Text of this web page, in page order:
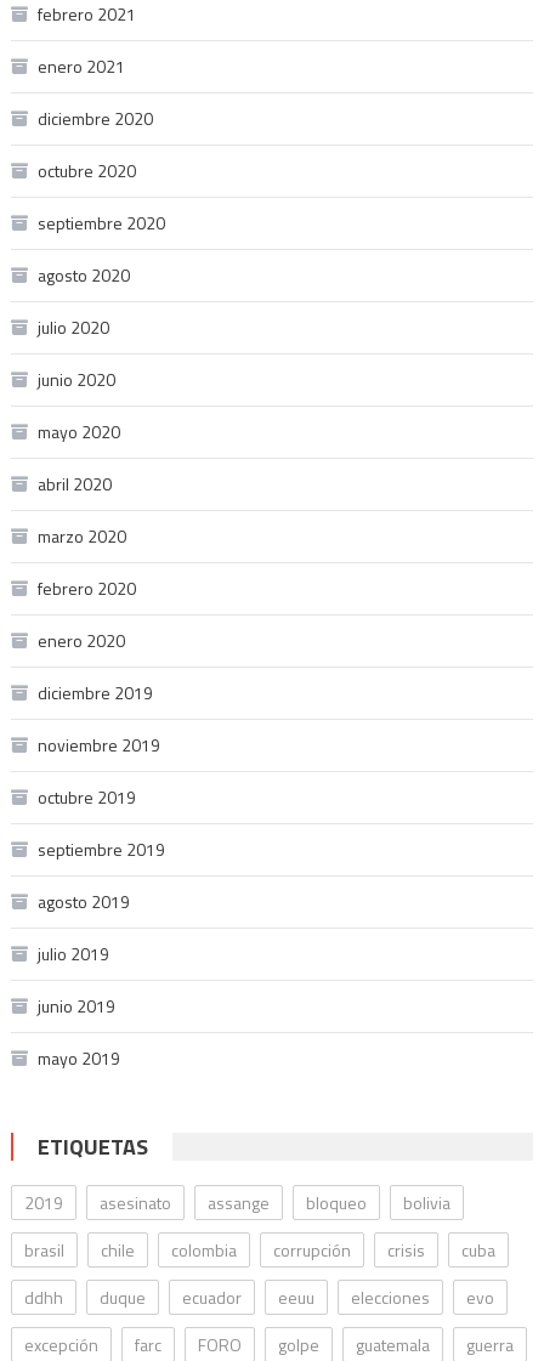
febrero 2021
enero 2021
diciembre 2020
octubre 2020
septiembre 2020
agosto 2020
julio 2020
junio 2020
mayo 2020
abril 2020
marzo 2020
febrero 2020
enero 2020
diciembre 2019
noviembre 2019
octubre 2019
septiembre 2019
agosto 2019
julio 2019
junio 2019
mayo 2019
ETIQUETAS
2019 asesinato assange bloqueo
bolivia
brasil
chile colombia corrupción crisis
cuba
ddhh
duque ecuador eeuu elecciones
evo
excepción
farc FORO golpe guatemala guerra